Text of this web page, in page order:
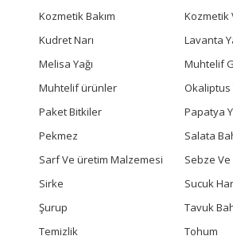
Kozmetik Bakım
Kozmetik
Kudret Narı
Lavanta
Melisa Yağı
Muhtelif
Muhtelif ürünler
Okaliptus
Paket Bitkiler
Papatya
Pekmez
Salata
Sarf Ve üretim Malzemesi
Sebze
Sirke
Sucuk
Şurup
Tavuk
Temizlik
Tohum